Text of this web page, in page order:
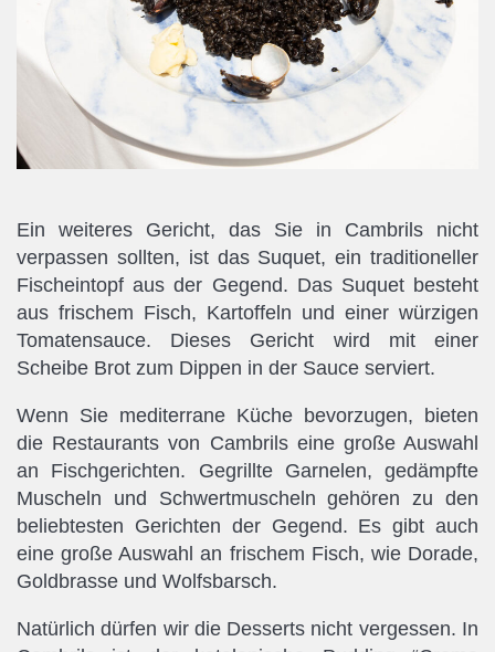
Ein weiteres Gericht, das Sie in Cambrils nicht
verpassen sollten, ist das Suquet, ein traditioneller
Fischeintopf aus der Gegend. Das Suquet besteht
aus frischem Fisch, Kartoffeln und einer würzigen
Tomatensauce. Dieses Gericht wird mit einer
Scheibe Brot zum Dippen in der Sauce serviert.
Wenn Sie mediterrane Küche bevorzugen, bieten
die Restaurants von Cambrils eine große Auswahl
an Fischgerichten. Gegrillte Garnelen, gedämpfte
Muscheln und Schwertmuscheln gehören zu den
beliebtesten Gerichten der Gegend. Es gibt auch
eine große Auswahl an frischem Fisch, wie Dorade,
Goldbrasse und Wolfsbarsch.
Natürlich dürfen wir die Desserts nicht vergessen. In